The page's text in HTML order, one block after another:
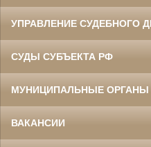
УПРАВЛЕНИЕ СУДЕБНОГО
СУДЫ СУБЪЕКТА РФ
МУНИЦИПАЛЬНЫЕ ОРГАНЫ
ВАКАНСИИ